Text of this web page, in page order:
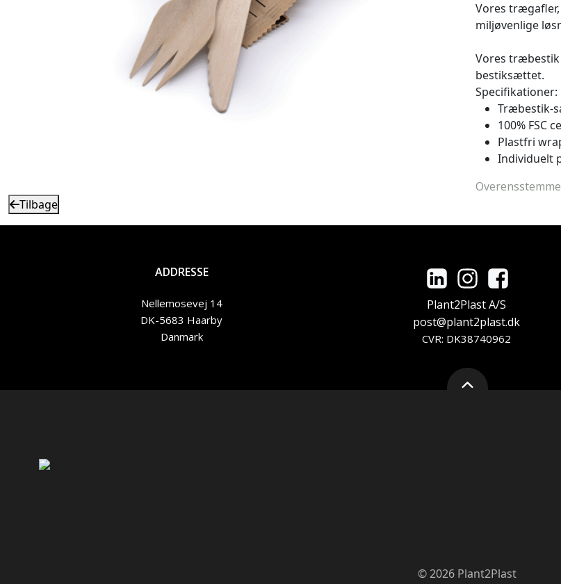
Vores
miljøvenlige
Vores træbestik
bestiksættet.
Specifikationer:
Træbestik-
100% FSC
Plastfri
Individuelt
Tilbage
ADDRESSE
Nellemosevej 14
DK-5683 Haarby
Danmark
Plant2Plast A/S
post@plant2plast.dk
CVR: DK38740962
© 2026 Plant2Plast